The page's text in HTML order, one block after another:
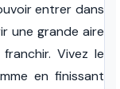
entrer dans
une grande aire
Vivez le
en finissant